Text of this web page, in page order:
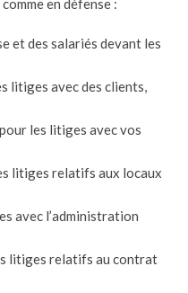
en défense :
et des salariés devant les
litiges avec des clients,
les litiges avec vos
litiges relatifs aux locaux
avec l’administration
litiges relatifs au contrat